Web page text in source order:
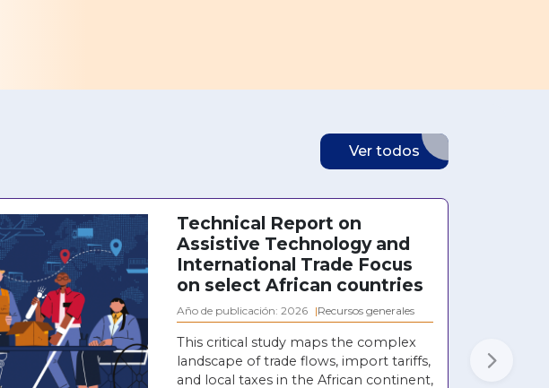
Ver todos
Technical Report on
Assistive Technology and
International Trade Focus
on select African countries
Año de publicación: 2026 Recursos generales
This critical study maps the complex
landscape of trade flows, import tariffs,
and local taxes in the African continent,
Next